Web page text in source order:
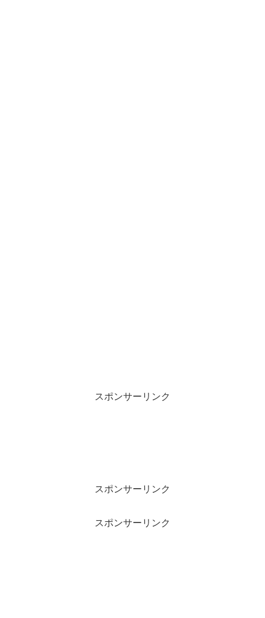
スポンサーリンク
スポンサーリンク
スポンサーリンク